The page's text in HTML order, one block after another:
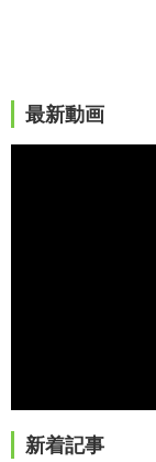
最新動画
新着記事